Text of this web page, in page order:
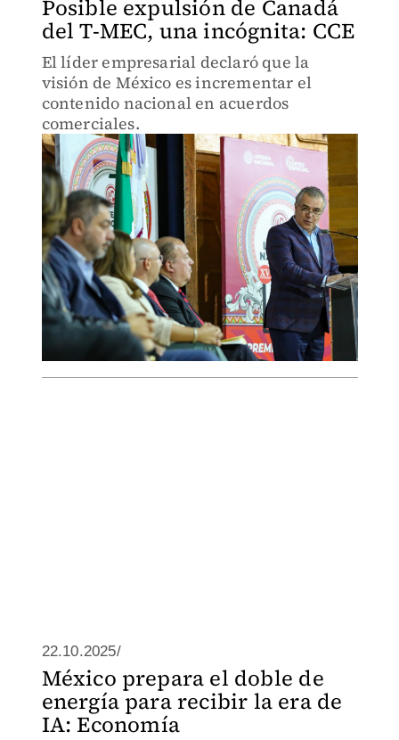
Posible expulsión de Canadá
del T-MEC, una incógnita: CCE
El líder empresarial declaró que la
visión de México es incrementar el
contenido nacional en acuerdos
comerciales.
22.10.2025/
México prepara el doble de
energía para recibir la era de
IA: Economía